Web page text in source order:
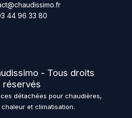
44 96 33 80
- Tous droits
réservés
détachées pour chaudières,
et climatisation.